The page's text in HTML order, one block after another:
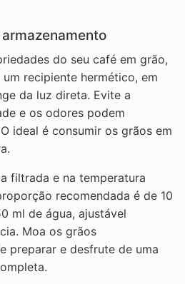
do seu café em grão,
recipiente hermético, em
da luz direta. Evite a
e os odores podem
ideal é consumir os grãos em
filtrada e na temperatura
recomendada é de 10
ml de água, ajustável
Moa os grãos
preparar e desfrute de uma